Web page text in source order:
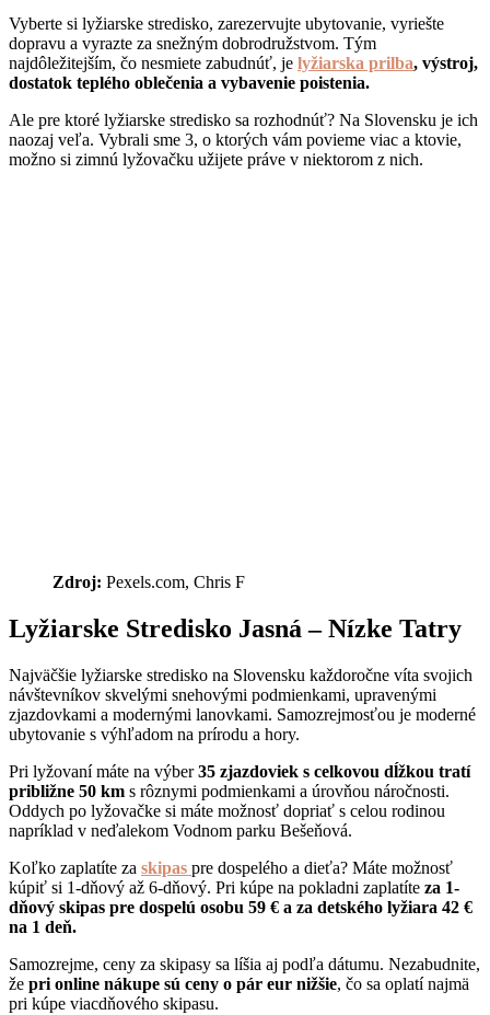
Vyberte si lyžiarske stredisko, zarezervujte ubytovanie, vyriešte
dopravu a vyrazte za snežným dobrodružstvom. Tým
najdôležitejším, čo nesmiete zabudnúť, je lyžiarska prilba, výstroj,
dostatok teplého oblečenia a vybavenie poistenia.
Ale pre ktoré lyžiarske stredisko sa rozhodnúť? Na Slovensku je ich
naozaj veľa. Vybrali sme 3, o ktorých vám povieme viac a ktovie,
možno si zimnú lyžovačku užijete práve v niektorom z nich.
Zdroj: Pexels.com, Chris F
Lyžiarske Stredisko Jasná – Nízke Tatry
Najväčšie lyžiarske stredisko na Slovensku každoročne víta svojich
návštevníkov skvelými snehovými podmienkami, upravenými
zjazdovkami a modernými lanovkami. Samozrejmosťou je moderné
ubytovanie s výhľadom na prírodu a hory.
Pri lyžovaní máte na výber35 zjazdoviek s celkovou dĺžkou tratí
približne 50 km s rôznymi podmienkami a úrovňou náročnosti.
Oddych po lyžovačke si máte možnosť dopriať s celou rodinou
napríklad v neďalekom Vodnom parku Bešeňová.
Koľko zaplatíte za skipas pre dospelého a dieťa? Máte možnosť
kúpiť si 1-dňový až 6-dňový. Pri kúpe na pokladni zaplatíte za 1-
dňový skipas pre dospelú osobu 59 € a za detského lyžiara 42 €
na 1 deň.
Samozrejme, ceny za skipasy sa líšia aj podľa dátumu. Nezabudnite,
že pri online nákupe sú ceny o pár eur nižšie, čo sa oplatí najmä
pri kúpe viacdňového skipasu.